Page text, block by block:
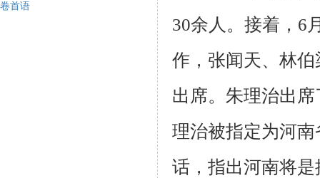
卷首语
30余人。接着， 6
作，张闻天、林
出席。朱理治出
理治被指定为河
话，指出河南将